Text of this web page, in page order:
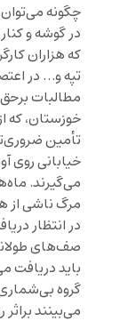
چگونه
در گوشه و
که هزاران
تپه و… در
مطالبات
خوزستان، که
تأمین
خیابانی روی
می‌گیرند.
مرگ ناشی از
در انتظار
صف‌های
باید دریافت
گروه
می‌بینند